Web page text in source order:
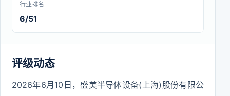
行业排名
6/51
评级动态
2026年6月10日，盛美半导体设备(上海)股份有限公